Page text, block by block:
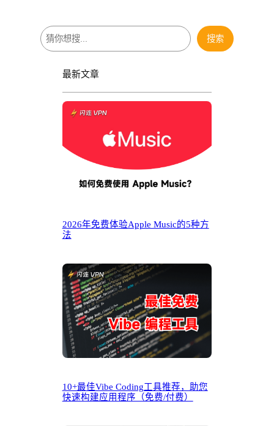
搜
索
搜索
最新文章
2026年免费体验Apple Music的5种方
法
10+最佳Vibe Coding工具推荐，助您
快速构建应用程序（免费/付费）